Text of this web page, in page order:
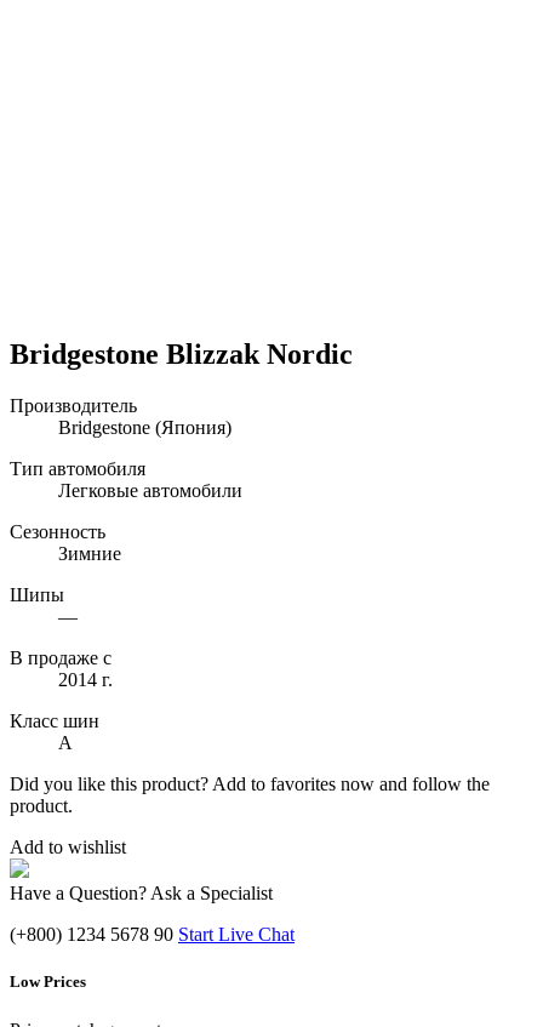
Bridgestone Blizzak Nordic
Производитель
Bridgestone (Япония)
Тип автомобиля
Легковые автомобили
Сезонность
Зимние
Шипы
—
В продаже с
2014 г.
Класс шин
A
Did you like this product? Add to favorites now and follow the
product.
Add to wishlist
Have a Question? Ask a Specialist
(+800) 1234 5678 90 Start Live Chat
Low Prices